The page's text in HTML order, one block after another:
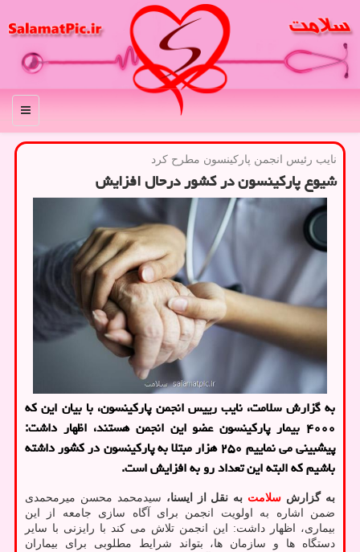
منو
نایب رئیس انجمن پاركینسون مطرح كرد
شیوع پارکینسون در کشور درحال افزایش
به گزارش سلامت، نایب رییس انجمن پارکینسون، با بیان این که
۴۰۰۰ بیمار پارکینسون عضو این انجمن هستند، اظهار داشت:
پیشبینی می نماییم ۲۵۰ هزار مبتلا به پارکینسون در کشور داشته
باشیم که البته این تعداد رو به افزایش است.
به گزارش سلامت به نقل از ایسنا، سیدمحمد محسن میرمحمدی
ضمن اشاره به اولویت انجمن برای آگاه سازی جامعه از این
بیماری، اظهار داشت: این انجمن تلاش می کند با رایزنی با سایر
دستگاه ها و سازمان ها، بتواند شرایط مطلوبی برای بیماران